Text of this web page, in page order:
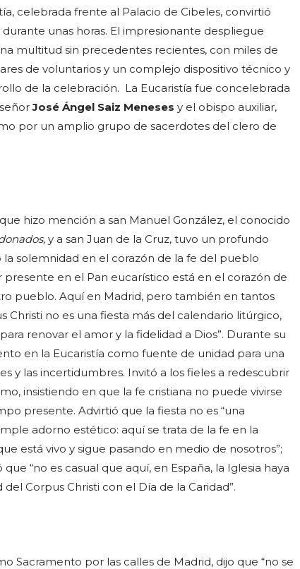
celebrada frente al Palacio de Cibeles, convirtió
unas horas. El impresionante despliegue
multitud sin precedentes recientes, con miles de
de voluntarios y un complejo dispositivo técnico y
de la celebración. La Eucaristía fue concelebrada
José Ángel Saiz Meneses y el obispo auxiliar,
por un amplio grupo de sacerdotes del clero de
hizo mención a san Manuel González, el conocido
, y a san Juan de la Cruz, tuvo un profundo
la solemnidad en el corazón de la fe del pueblo
presente en el Pan eucarístico está en el corazón de
pueblo. Aquí en Madrid, pero también en tantos
Christi no es una fiesta más del calendario litúrgico,
renovar el amor y la fidelidad a Dios”. Durante su
en la Eucaristía como fuente de unidad para una
y las incertidumbres. Invitó a los fieles a redescubrir
insistiendo en que la fe cristiana no puede vivirse
presente. Advirtió que la fiesta no es “una
adorno estético: aquí se trata de la fe en la
está vivo y sigue pasando en medio de nosotros”;
“no es casual que aquí, en España, la Iglesia haya
Corpus Christi con el Día de la Caridad”.
Sacramento por las calles de Madrid, dijo que “no se